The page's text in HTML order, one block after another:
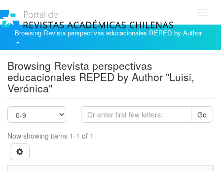
Browsing Revista perspectivas educacionales REPED by Author
Browsing Revista perspectivas
educacionales REPED by Author "Luisi,
Verónica"
Go
Now showing items 1-1 of 1